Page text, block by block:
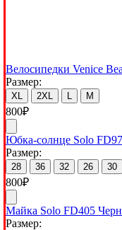
Велосипедки Venice
Размер:
XL 2XL M
800₽
Юбка-солнце Solo
Размер:
28 36 32 26 30
800₽
Майка Solo FD405
Размер: